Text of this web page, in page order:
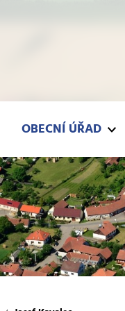
OBECNÍ ÚŘAD